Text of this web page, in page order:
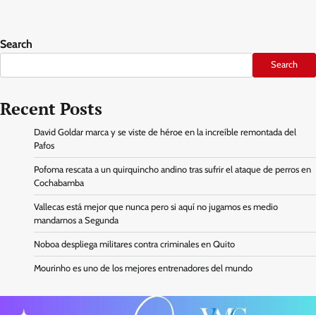
Search
Search
Recent Posts
David Goldar marca y se viste de héroe en la increíble remontada del
Pafos
Pofoma rescata a un quirquincho andino tras sufrir el ataque de perros en
Cochabamba
Vallecas está mejor que nunca pero si aquí no jugamos es medio
mandarnos a Segunda
Noboa despliega militares contra criminales en Quito
Mourinho es uno de los mejores entrenadores del mundo